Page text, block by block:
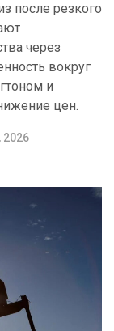
после резкого
через
вокруг
и
цен.
2026